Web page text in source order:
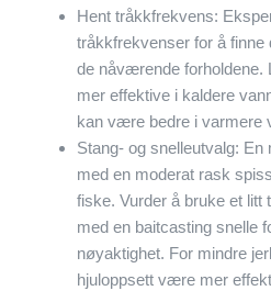
Hent tråkkfrekvens:
tråkkfrekvenser for å finne
de nåværende
mer effektive i kaldere
kan være bedre i varmere
Stang- og snelleutvalg:
med en moderat rask
fiske. Vurder å bruke et litt
med en baitcasting snelle
nøyaktighet. For mindre
hjuloppsett være mer